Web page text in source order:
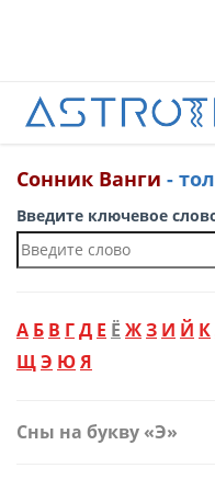
Сонник Ванги -
Введите ключевое
А Б В ГД Е Ё ЖЗ И Й К
ЩЭ ЮЯ
Сны на букву «Э»